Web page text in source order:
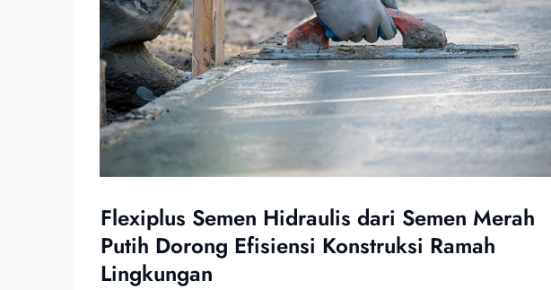
Flexiplus Semen Hidraulis dari Semen Merah
Putih Dorong Efisiensi Konstruksi Ramah
Lingkungan